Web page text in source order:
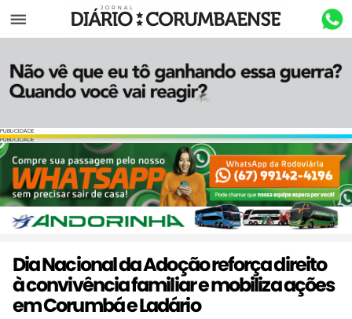
Menu
PUBLICIDADE
PUBLICIDADE
Dia Nacional da Adoção reforça direito
à convivência familiar e mobiliza ações
em Corumbá e Ladário